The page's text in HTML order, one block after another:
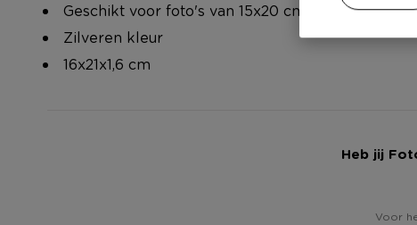
Geschikt voor foto's van 15x20 cm
Zilveren kleur
16x21x1,6 cm
Heb jij
Voor